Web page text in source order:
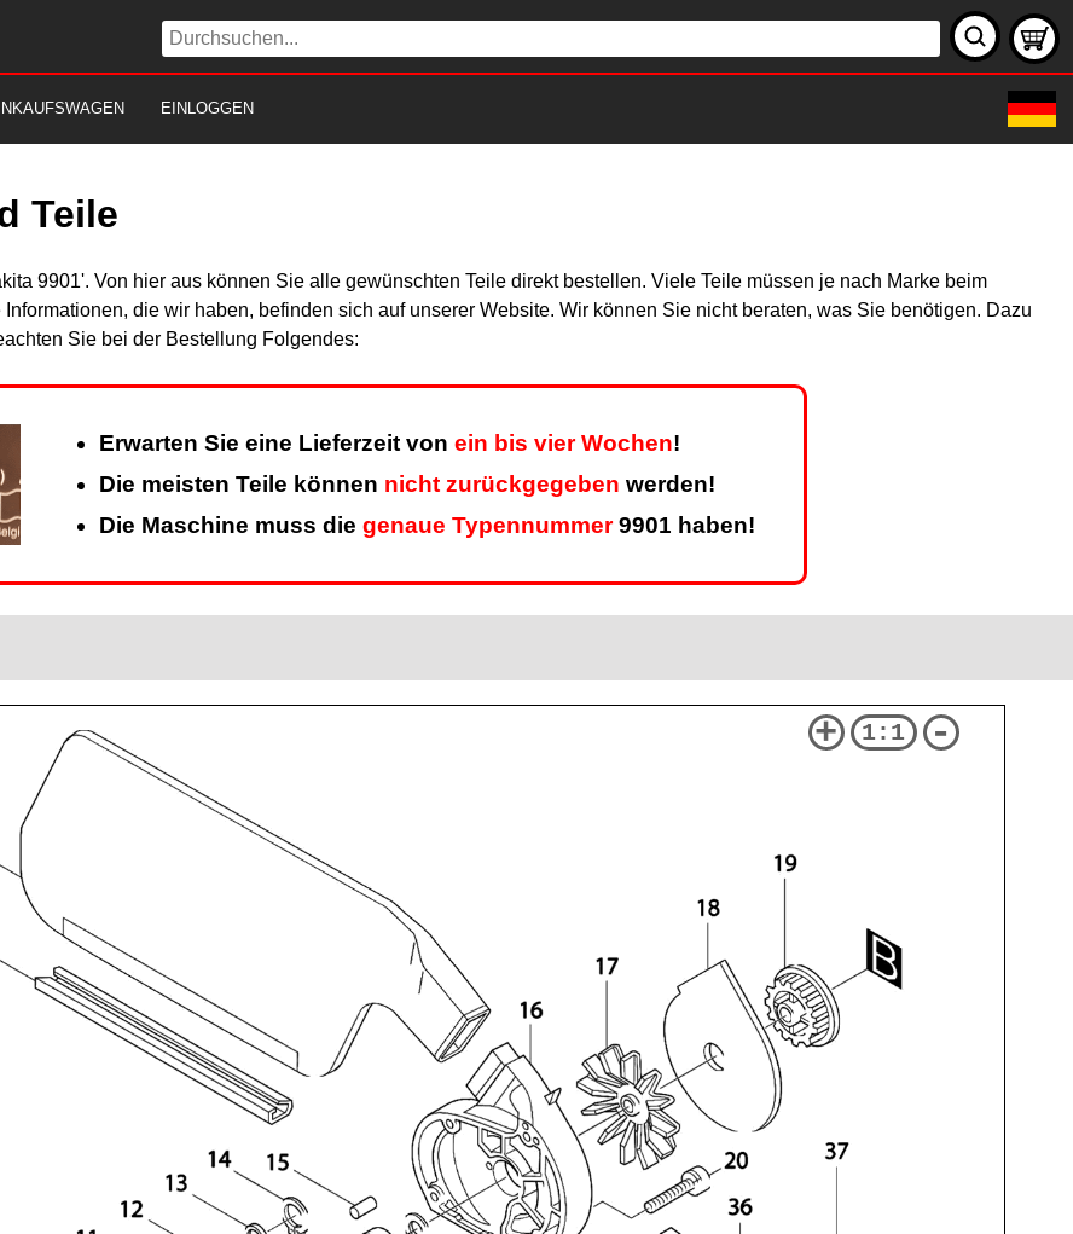
EINLOGGEN
Teile
9901'. Von hier aus können Sie alle gewünschten Teile direkt bestellen. Viele Teile müssen je nach Marke beim
die wir haben, befinden sich auf unserer Website. Wir können Sie nicht beraten, was Sie benötigen. Dazu
Sie bei der Bestellung Folgendes:
Erwarten Sie eine Lieferzeit von ein bis vier Wochen!
Die meisten Teile können nicht zurückgegeben werden!
Die Maschine muss die genaue Typennummer9901 haben!
+ 1:1 -